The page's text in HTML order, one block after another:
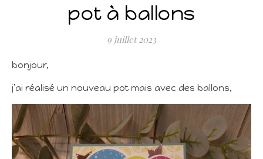
pot à ballons
9 juillet 2023
bonjour,
j’ai réalisé un nouveau pot mais avec des ballons,